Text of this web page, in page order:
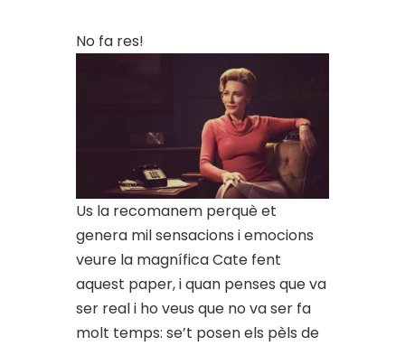
No fa res!
Us la recomanem perquè et
genera mil sensacions i emocions
veure la magnífica Cate fent
aquest paper, i quan penses que va
ser real i ho veus que no va ser fa
molt temps: se’t posen els pèls de